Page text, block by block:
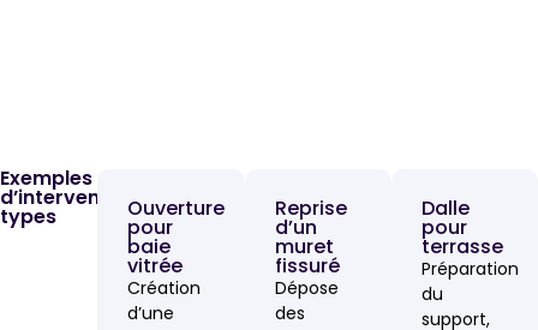
Exemples
d’interventions
types Ouverture
pour
baie
vitrée
Création
d’une
Reprise
d’un
muret
fissuré
Dépose
des
Dalle
pour
terrasse
Préparation
du
support,